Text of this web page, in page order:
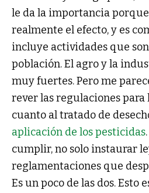
le da la importancia
realmente el efecto, y es
incluye actividades que
población. El agro y la
muy fuertes. Pero me
rever las regulaciones
cuanto al tratado de
aplicación de los pesticidas
cumplir, no solo instaurar
reglamentaciones que
Es un poco de las dos. Esto